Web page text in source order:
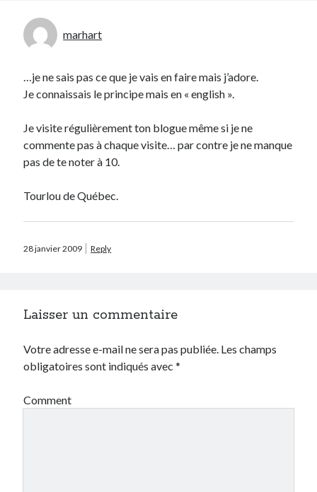
Search
Commentaires récents
GuillaumedansMonetico / Crédit Mutuel : comment éviter l’erreur
Thibaut SouffletdansMonetico / Crédit Mutuel : comment éviter
CaroldansComment récupérer le lien vers mon profil Telegram ?
Catégories
Crypto-monnaie
Domotique
marhart
…je ne sais pas ce que je vais en faire mais j’adore.
Je connaissais le principe mais en « english ».
Je visite régulièrement ton blogue même si je ne
commente pas à chaque visite… par contre je ne manque
pas de te noter à 10.
Tourlou de Québec.
28 janvier 2009 Reply
Laisser un commentaire
Votre adresse e-mail ne sera pas publiée. Les champs
obligatoires sont indiqués avec*
Comment